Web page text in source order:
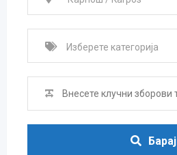
Барај